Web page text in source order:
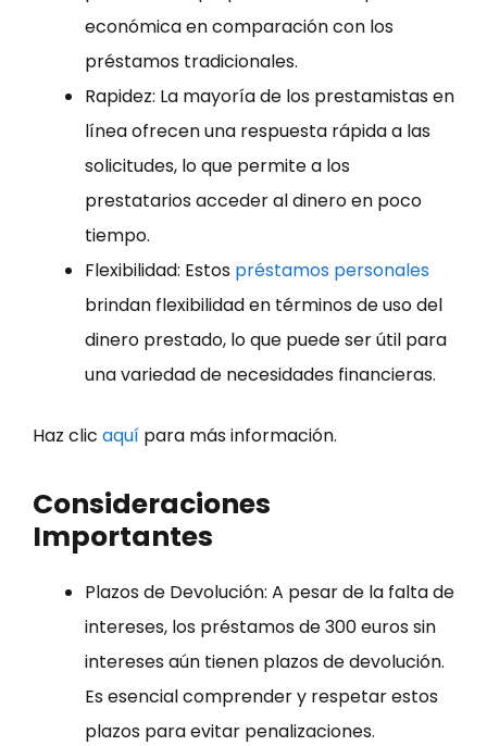
económica en comparación con los
préstamos tradicionales.
Rapidez: La mayoría de los prestamistas en
línea ofrecen una respuesta rápida a las
solicitudes, lo que permite a los
prestatarios acceder al dinero en poco
tiempo.
Flexibilidad: Estos préstamos personales
brindan flexibilidad en términos de uso del
dinero prestado, lo que puede ser útil para
una variedad de necesidades financieras.
Haz clic aquí para más información.
Consideraciones
Importantes
Plazos de Devolución: A pesar de la falta de
intereses, los préstamos de 300 euros sin
intereses aún tienen plazos de devolución.
Es esencial comprender y respetar estos
plazos para evitar penalizaciones.